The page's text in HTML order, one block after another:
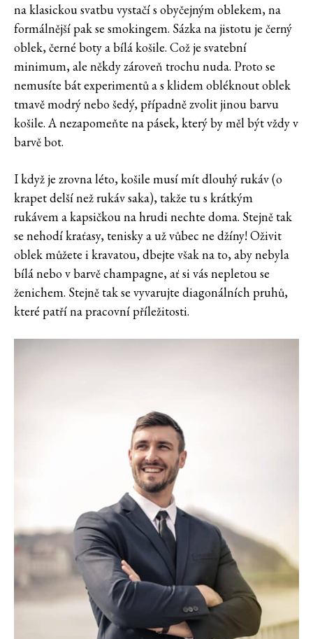
na klasickou svatbu vystačí s obyčejným oblekem, na
formálnější pak se smokingem. Sázka na jistotu je černý
oblek, černé boty a bílá košile. Což je svatební
minimum, ale někdy zároveň trochu nuda. Proto se
nemusíte bát experimentů a s klidem obléknout oblek
tmavě modrý nebo šedý, případně zvolit jinou barvu
košile. A nezapomeňte na pásek, který by měl být vždy v
barvě bot.
I když je zrovna léto, košile musí mít dlouhý rukáv (o
krapet delší než rukáv saka), takže tu s krátkým
rukávem a kapsičkou na hrudi nechte doma. Stejně tak
se nehodí kraťasy, tenisky a už vůbec ne džíny! Oživit
oblek můžete i kravatou, dbejte však na to, aby nebyla
bílá nebo v barvě champagne, ať si vás nepletou se
ženichem. Stejně tak se vyvarujte diagonálních pruhů,
které patří na pracovní příležitosti.